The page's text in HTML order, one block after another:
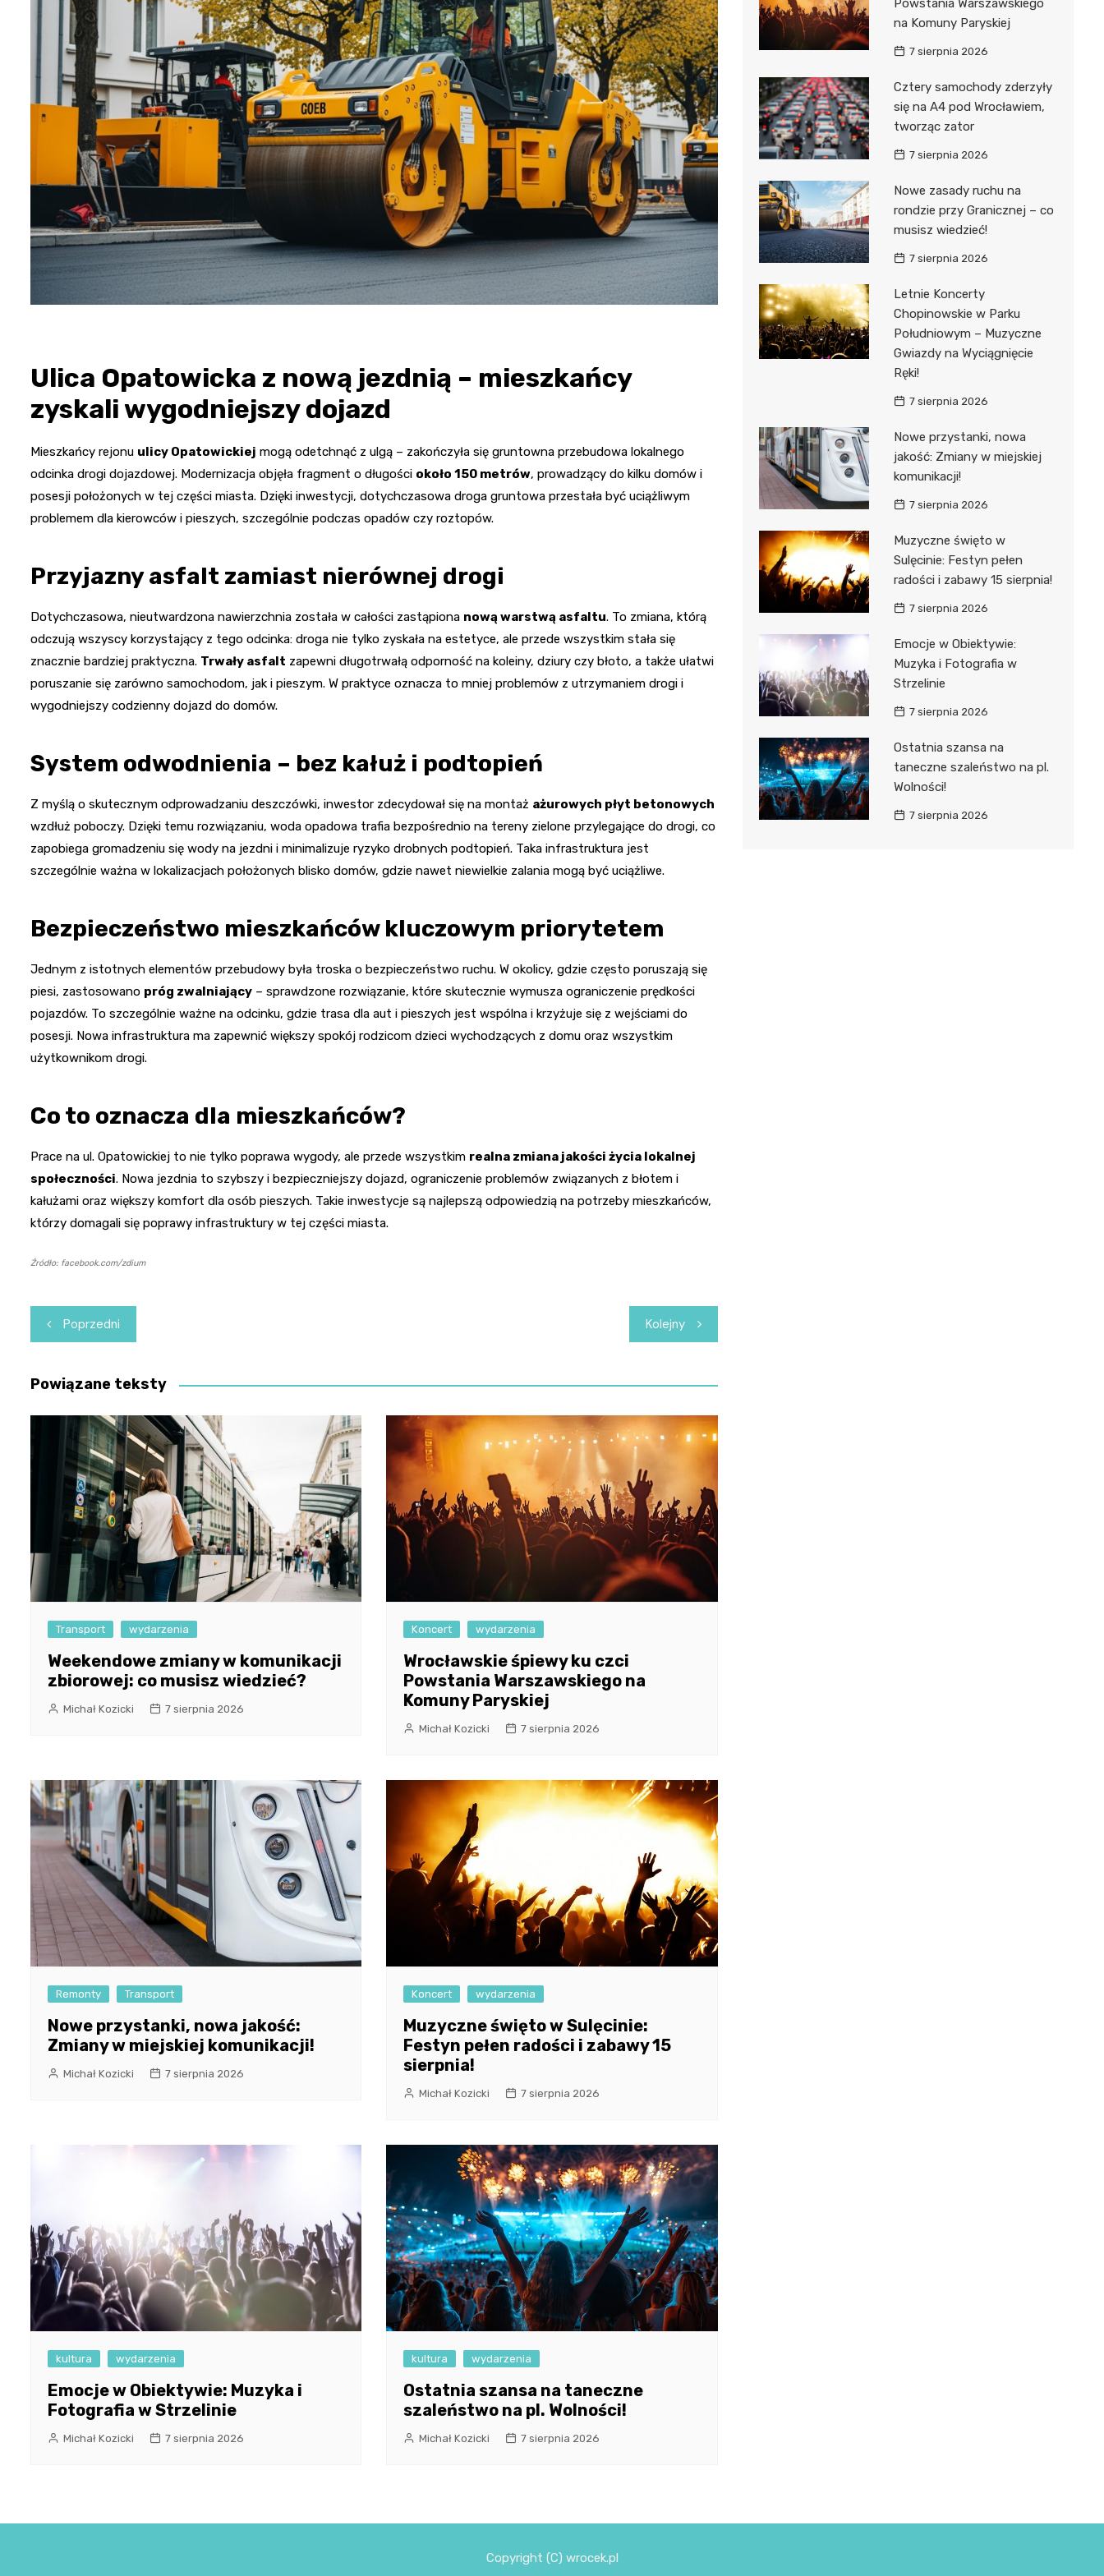
Fryzjer
Kino
Poczta
Ulica Opatowicka z nową jezdnią – mieszkańcy
zyskali wygodniejszy dojazd
Mieszkańcy rejonu ulicy Opatowickiej mogą odetchnąć z ulgą – zakończyła się gruntowna przebudowa lokalnego
odcinka drogi dojazdowej. Modernizacja objęła fragment o długości około 150 metrów, prowadzący do kilku domów i
posesji położonych w tej części miasta. Dzięki inwestycji, dotychczasowa droga gruntowa przestała być uciążliwym
problemem dla kierowców i pieszych, szczególnie podczas opadów czy roztopów.
Przyjazny asfalt zamiast nierównej drogi
Dotychczasowa, nieutwardzona nawierzchnia została w całości zastąpiona nową warstwą asfaltu. To zmiana, którą
odczują wszyscy korzystający z tego odcinka: droga nie tylko zyskała na estetyce, ale przede wszystkim stała się
znacznie bardziej praktyczna. Trwały asfalt zapewni długotrwałą odporność na koleiny, dziury czy błoto, a także ułatwi
poruszanie się zarówno samochodom, jak i pieszym. W praktyce oznacza to mniej problemów z utrzymaniem drogi i
wygodniejszy codzienny dojazd do domów.
System odwodnienia – bez kałuż i podtopień
Z myślą o skutecznym odprowadzaniu deszczówki, inwestor zdecydował się na montaż ażurowych płyt betonowych
wzdłuż poboczy. Dzięki temu rozwiązaniu, woda opadowa trafia bezpośrednio na tereny zielone przylegające do drogi, co
zapobiega gromadzeniu się wody na jezdni i minimalizuje ryzyko drobnych podtopień. Taka infrastruktura jest
szczególnie ważna w lokalizacjach położonych blisko domów, gdzie nawet niewielkie zalania mogą być uciążliwe.
Bezpieczeństwo mieszkańców kluczowym priorytetem
Jednym z istotnych elementów przebudowy była troska o bezpieczeństwo ruchu. W okolicy, gdzie często poruszają się
piesi, zastosowano próg zwalniający – sprawdzone rozwiązanie, które skutecznie wymusza ograniczenie prędkości
pojazdów. To szczególnie ważne na odcinku, gdzie trasa dla aut i pieszych jest wspólna i krzyżuje się z wejściami do
posesji. Nowa infrastruktura ma zapewnić większy spokój rodzicom dzieci wychodzących z domu oraz wszystkim
użytkownikom drogi.
Co to oznacza dla mieszkańców?
Prace na ul. Opatowickiej to nie tylko poprawa wygody, ale przede wszystkim realna zmiana jakości życia lokalnej
społeczności. Nowa jezdnia to szybszy i bezpieczniejszy dojazd, ograniczenie problemów związanych z błotem i
kałużami oraz większy komfort dla osób pieszych. Takie inwestycje są najlepszą odpowiedzią na potrzeby mieszkańców,
którzy domagali się poprawy infrastruktury w tej części miasta.
Źródło: facebook.com/zdium
Nawigacja
wpisu
Poprzedni Kolejny
Powiązane teksty
Transport wydarzenia
Weekendowe zmiany w komunikacji
zbiorowej: co musisz wiedzieć?
Michał Kozicki 7 sierpnia 2026
Koncert wydarzenia
Wrocławskie śpiewy ku czci
Powstania Warszawskiego na
Komuny Paryskiej
Michał Kozicki 7 sierpnia 2026
Remonty Transport
Nowe przystanki, nowa jakość:
Zmiany w miejskiej komunikacji!
Michał Kozicki 7 sierpnia 2026
Koncert wydarzenia
Muzyczne święto w Sulęcinie:
Festyn pełen radości i zabawy 15
sierpnia!
Michał Kozicki 7 sierpnia 2026
kultura wydarzenia
Emocje w Obiektywie: Muzyka i
Fotografia w Strzelinie
Michał Kozicki 7 sierpnia 2026
kultura wydarzenia
Ostatnia szansa na taneczne
szaleństwo na pl. Wolności!
Michał Kozicki 7 sierpnia 2026
Powstania Warszawskiego
na Komuny Paryskiej
7 sierpnia 2026
Cztery samochody zderzyły
się na A4 pod Wrocławiem,
tworząc zator
7 sierpnia 2026
Nowe zasady ruchu na
rondzie przy Granicznej – co
musisz wiedzieć!
7 sierpnia 2026
Letnie Koncerty
Chopinowskie w Parku
Południowym – Muzyczne
Gwiazdy na Wyciągnięcie
Ręki!
7 sierpnia 2026
Nowe przystanki, nowa
jakość: Zmiany w miejskiej
komunikacji!
7 sierpnia 2026
Muzyczne święto w
Sulęcinie: Festyn pełen
radości i zabawy 15 sierpnia!
7 sierpnia 2026
Emocje w Obiektywie:
Muzyka i Fotografia w
Strzelinie
7 sierpnia 2026
Ostatnia szansa na
taneczne szaleństwo na pl.
Wolności!
7 sierpnia 2026
Copyright (C) wrocek.pl